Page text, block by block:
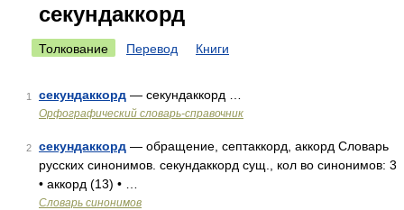
секундаккорд
Толкование Перевод Книги
1 секундаккорд — секундаккорд …
Орфографический словарь-справочник
2 секундаккорд — обращение, септаккорд, аккорд Словарь
русских синонимов. секундаккорд сущ., кол во синонимов: 3
• аккорд (13) • …
Словарь синонимов